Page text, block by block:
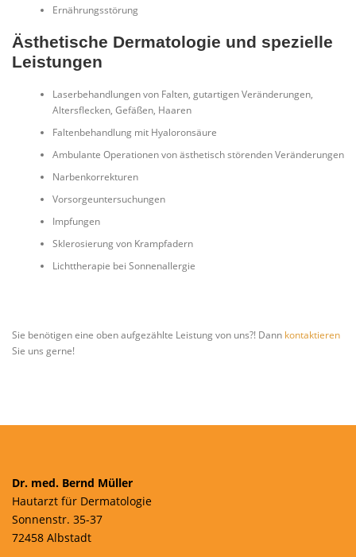
Ernährungsstörung
Ästhetische Dermatologie und spezielle
Leistungen
Laserbehandlungen von Falten, gutartigen Veränderungen,
Altersflecken, Gefäßen, Haaren
Faltenbehandlung mit Hyaloronsäure
Ambulante Operationen von ästhetisch störenden Veränderungen
Narbenkorrekturen
Vorsorgeuntersuchungen
Impfungen
Sklerosierung von Krampfadern
Lichttherapie bei Sonnenallergie
Sie benötigen eine oben aufgezählte Leistung von uns?! Dann kontaktieren
Sie uns gerne!
Dr. med. Bernd Müller
Hautarzt für Dermatologie
Sonnenstr. 35-37
72458 Albstadt